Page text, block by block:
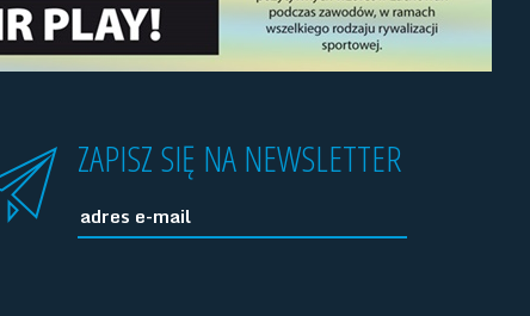
ZAPISZ SIĘ NA NEWSLETTER